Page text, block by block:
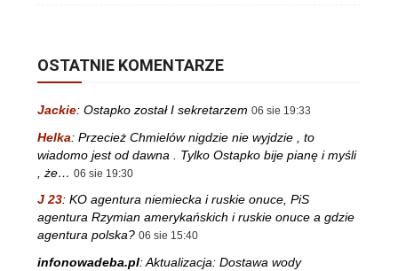
OSTATNIE KOMENTARZE
Jackie: Ostapko został I sekretarzem 06 sie 19:33
Helka: Przecież Chmielów nigdzie nie wyjdzie , to
wiadomo jest od dawna . Tylko Ostapko bije pianę i myśli
, że… 06 sie 19:30
J 23: KO agentura niemiecka i ruskie onuce, PiS
agentura Rzymian amerykańskich i ruskie onuce a gdzie
agentura polska? 06 sie 15:40
infonowadeba.pl:Aktualizacja: Dostawa wody